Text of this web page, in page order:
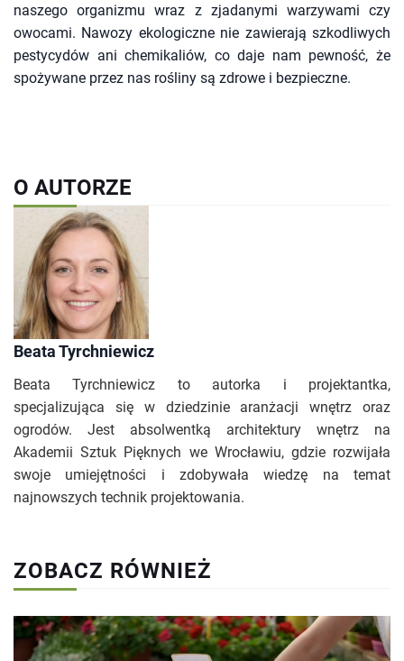
naszego organizmu wraz z zjadanymi warzywami czy
owocami. Nawozy ekologiczne nie zawierają szkodliwych
pestycydów ani chemikaliów, co daje nam pewność, że
spożywane przez nas rośliny są zdrowe i bezpieczne.
O AUTORZE
Beata Tyrchniewicz
Beata Tyrchniewicz to autorka i projektantka,
specjalizująca się w dziedzinie aranżacji wnętrz oraz
ogrodów. Jest absolwentką architektury wnętrz na
Akademii Sztuk Pięknych we Wrocławiu, gdzie rozwijała
swoje umiejętności i zdobywała wiedzę na temat
najnowszych technik projektowania.
ZOBACZ RÓWNIEŻ